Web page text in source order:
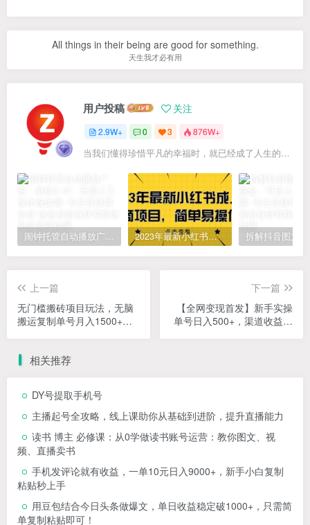
All things in their being are good for something.
天生我才必有用
用户投稿 关注
2.9W+ 0 3 876W+
当我们懂得珍惜平凡的幸福时，就已经成了人生的赢家
闹钟托管自动播放广告，单机5-10，无需人工操作 2023年最新小红书成人电商项目，简单易操作【详细教程】
上一篇
无门槛搬砖项目玩法，无脑
搬运复制单号月入1500+，
下一篇
【全网变现首发】新手实操
单号日入500+，渠道收益稳
相关推荐
DY号提取手机号
主播起号全攻略，线上课助你从基础到进阶，提升直播能力
读书 博主 必修课：从0学做读书账号运营：教你图文、视
频、直播卖书
手机发评论就有收益，一单10元日入9000+，新手小白复制
粘贴秒上手
用豆包结合今日头条做爆文，单日收益稳定破1000+，只需简
单复制粘贴即可！